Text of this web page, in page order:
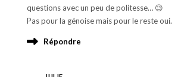
questions avec un peu de politesse… 😉
Pas pour la génoise mais pour le reste oui.
Répondre